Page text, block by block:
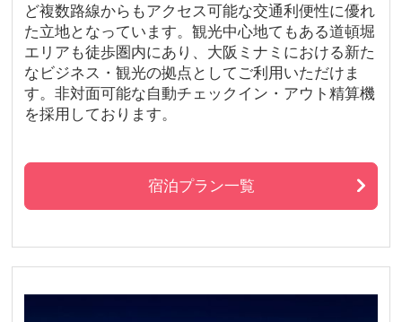
ど複数路線からもアクセス可能な交通利便性に優れ
た立地となっています。観光中心地てもある道頓堀
エリアも徒歩圏内にあり、大阪ミナミにおける新た
なビジネス・観光の拠点としてご利用いただけま
す。非対面可能な自動チェックイン・アウト精算機
を採用しております。
宿泊プラン一覧